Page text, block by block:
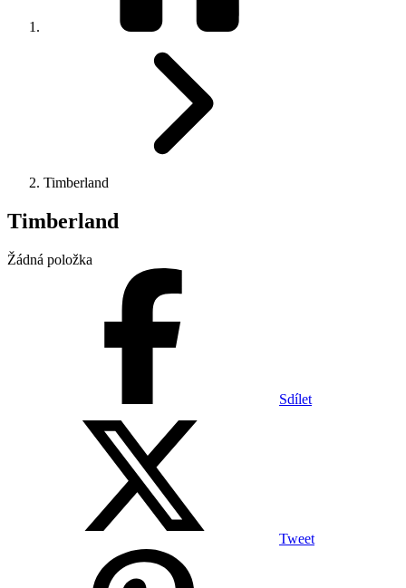
Timberland
Timberland
Žádná položka
Sdílet
Tweet